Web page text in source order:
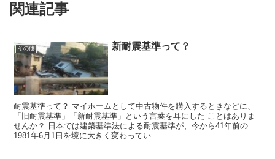
関連記事
その他 新耐震基準って？
耐震基準って？ マイホームとして中古物件を購入するときなどに、
「旧耐震基準」「新耐震基準」という言葉を耳にした ことはありま
せんか？ 日本では建築基準法による耐震基準が、今から41年前の
1981年6月1日を境に大きく変わってい...